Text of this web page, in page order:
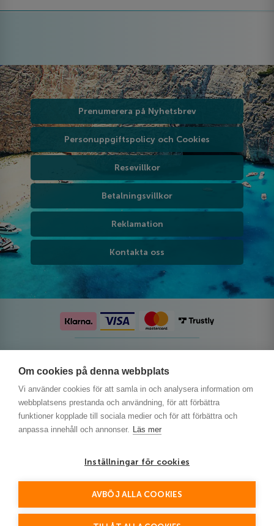
Om cookies på denna webbplats
Vi använder cookies för att samla in och analysera information om
webbplatsens prestanda och användning, för att förbättra
funktioner kopplade till sociala medier och för att förbättra och
anpassa innehåll och annonser. Läs mer
Inställningar för cookies
AVBÖJ ALLA COOKIES
Prenumerera på Nyhetsbrev
Personuppgiftspolicy och Cookies
Resevillkor
Betalningsvillkor
Reklamation
Kontakta oss
This site is protected by reCAPTCHA and the Google
andTerms of Service apply.